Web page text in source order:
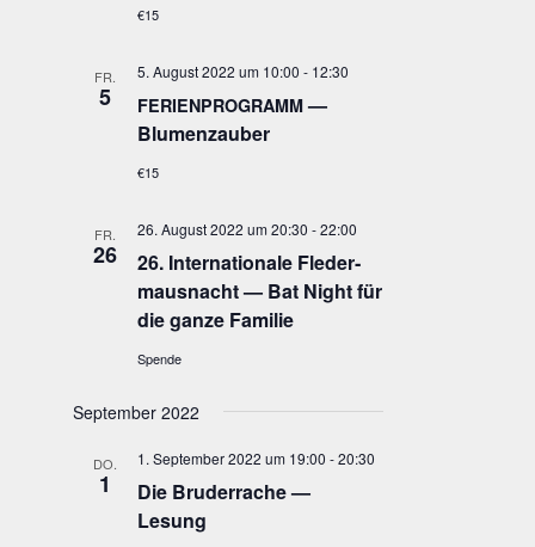
€15
FR.
5 FERIENPROGRAMM—
Blumenzauber
5. August 2022 um 10:00 - 12:30
€15
FR.
26
26. Inter­na­tio­na­le Fle­der­
maus­nacht — Bat Night für
die gan­ze Familie
26. August 2022 um 20:30 -22:00
Spende
September 2022
DO.
1
Die Bru­der­ra­che —
Lesung
1. September 2022 um 19:00 -20:30